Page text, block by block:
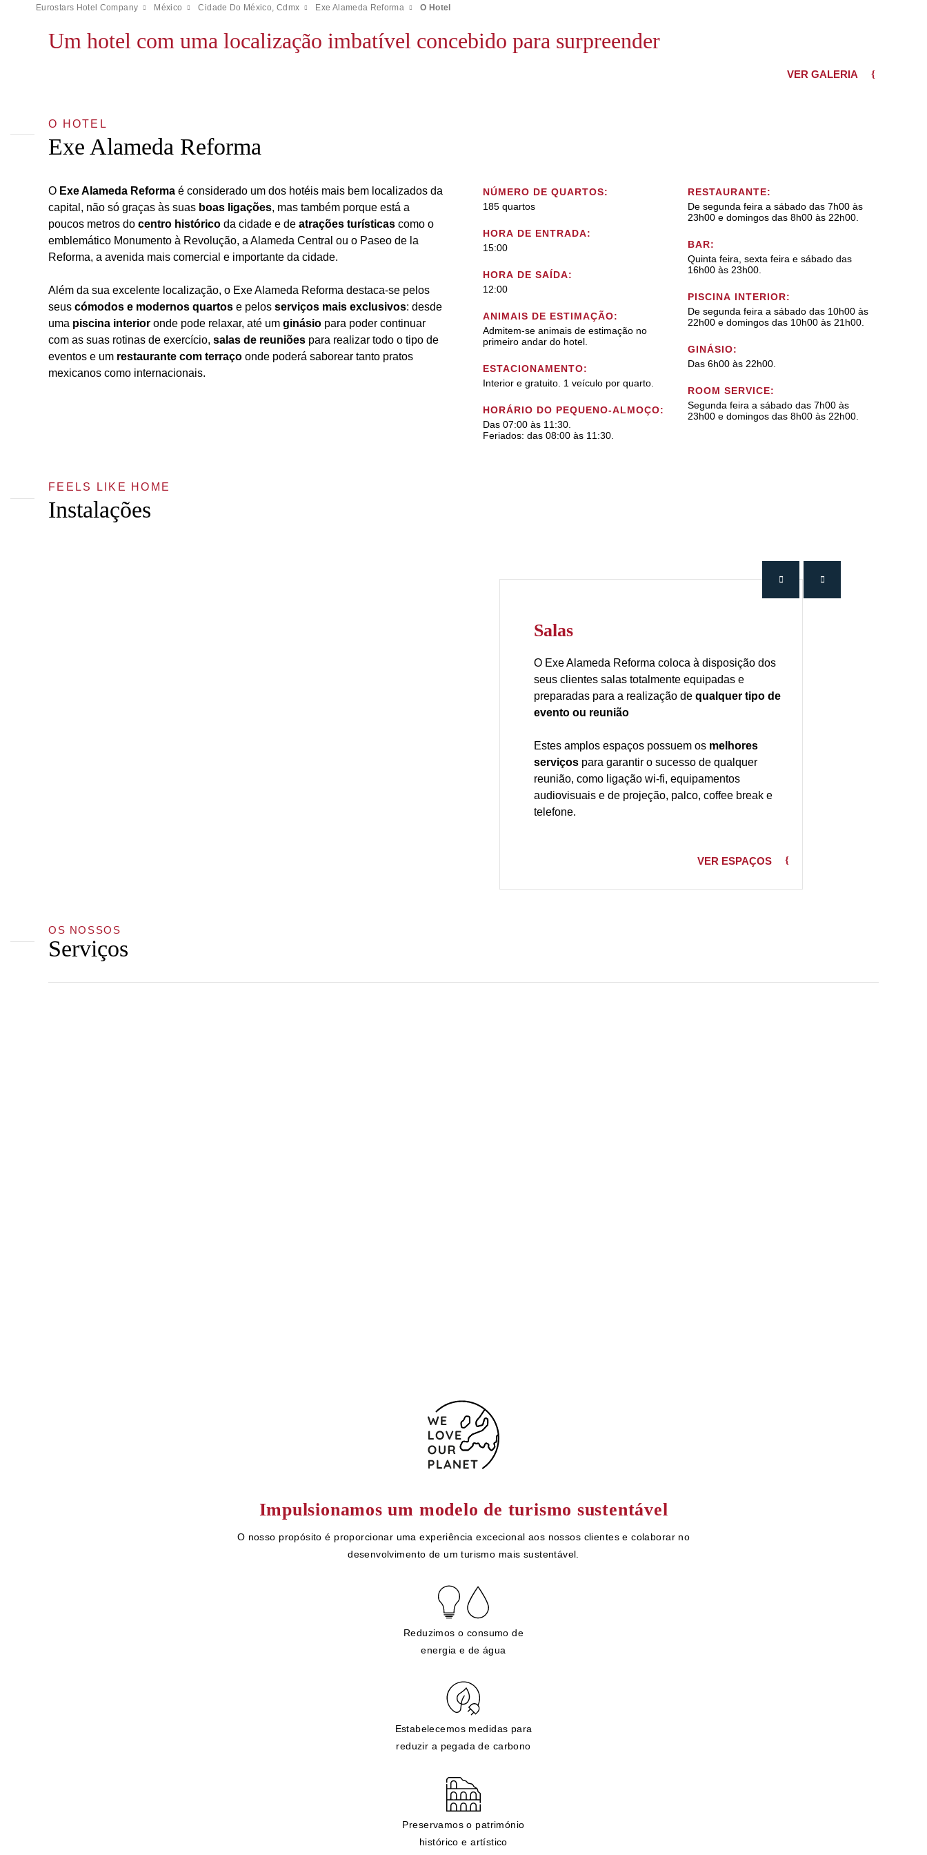
Eurostars Hotel Company México Cidade Do México, Cdmx Exe Alameda Reforma O Hotel
Um hotel com uma localização imbatível concebido para surpreender
VER GALERIA
O HOTEL
Exe Alameda Reforma
O Exe Alameda Reforma é considerado um dos hotéis mais bem localizados da
capital, não só graças às suas boas ligações, mas também porque está a
poucos metros do centro histórico da cidade e de atrações turísticas como o
emblemático Monumento à Revolução, a Alameda Central ou o Paseo de la
Reforma, a avenida mais comercial e importante da cidade.
Além da sua excelente localização, o Exe Alameda Reforma destaca-se pelos
seus cómodos e modernos quartos e pelos serviços mais exclusivos: desde
uma piscina interior onde pode relaxar, até um ginásio para poder continuar
com as suas rotinas de exercício, salas de reuniões para realizar todo o tipo de
eventos e um restaurante com terraço onde poderá saborear tanto pratos
mexicanos como internacionais.
NÚMERO DE QUARTOS:
185 quartos
HORA DE ENTRADA:
15:00
HORA DE SAÍDA:
12:00
ANIMAIS DE ESTIMAÇÃO:
Admitem-se animais de estimação no
primeiro andar do hotel.
ESTACIONAMENTO:
Interior e gratuito. 1 veículo por quarto.
HORÁRIO DO PEQUENO-ALMOÇO:
Das 07:00 às 11:30.
Feriados: das 08:00 às 11:30.
RESTAURANTE:
De segunda feira a sábado das 7h00 às
23h00 e domingos das 8h00 às 22h00.
BAR:
Quinta feira, sexta feira e sábado das
16h00 às 23h00.
PISCINA INTERIOR:
De segunda feira a sábado das 10h00 às
22h00 e domingos das 10h00 às 21h00.
GINÁSIO:
Das 6h00 às 22h00.
ROOM SERVICE:
Segunda feira a sábado das 7h00 às
23h00 e domingos das 8h00 às 22h00.
FEELS LIKE HOME
Instalações
Salas
O Exe Alameda Reforma coloca à disposição dos
seus clientes salas totalmente equipadas e
preparadas para a realização de qualquer tipo de
evento ou reunião
Estes amplos espaços possuem os melhores
serviços para garantir o sucesso de qualquer
reunião, como ligação wi-fi, equipamentos
audiovisuais e de projeção, palco, coffee break e
telefone.
VER ESPAÇOS
OS NOSSOS
Serviços
Impulsionamos um modelo de turismo sustentável
O nosso propósito é proporcionar uma experiência excecional aos nossos clientes e colaborar no
desenvolvimento de um turismo mais sustentável.
Reduzimos o consumo de
energia e de água
Estabelecemos medidas para
reduzir a pegada de carbono
Preservamos o património
histórico e artístico